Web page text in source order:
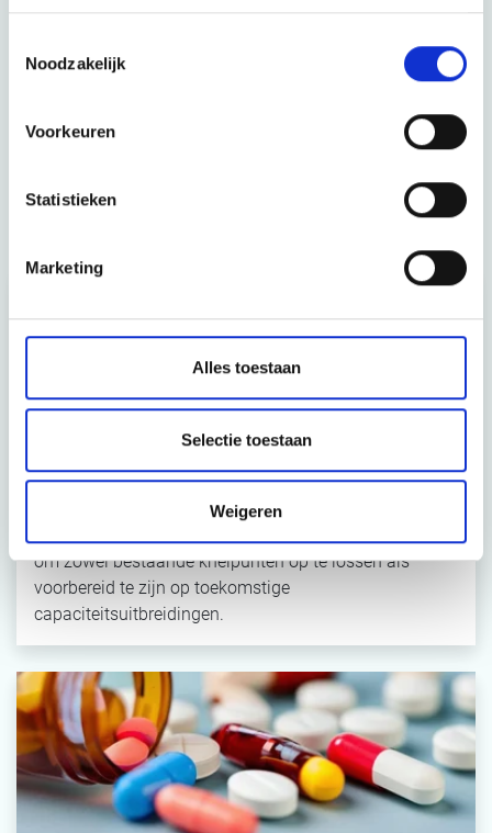
Noodzakelijk
Voorkeuren
Statistieken
Marketing
Alles toestaan
Selectie toestaan
Weigeren
Modernisering en uitbreiding van
buizenpostsysteem bij ZAS Middelheim
om zowel bestaande knelpunten op te lossen als
voorbereid te zijn op toekomstige
capaciteitsuitbreidingen.